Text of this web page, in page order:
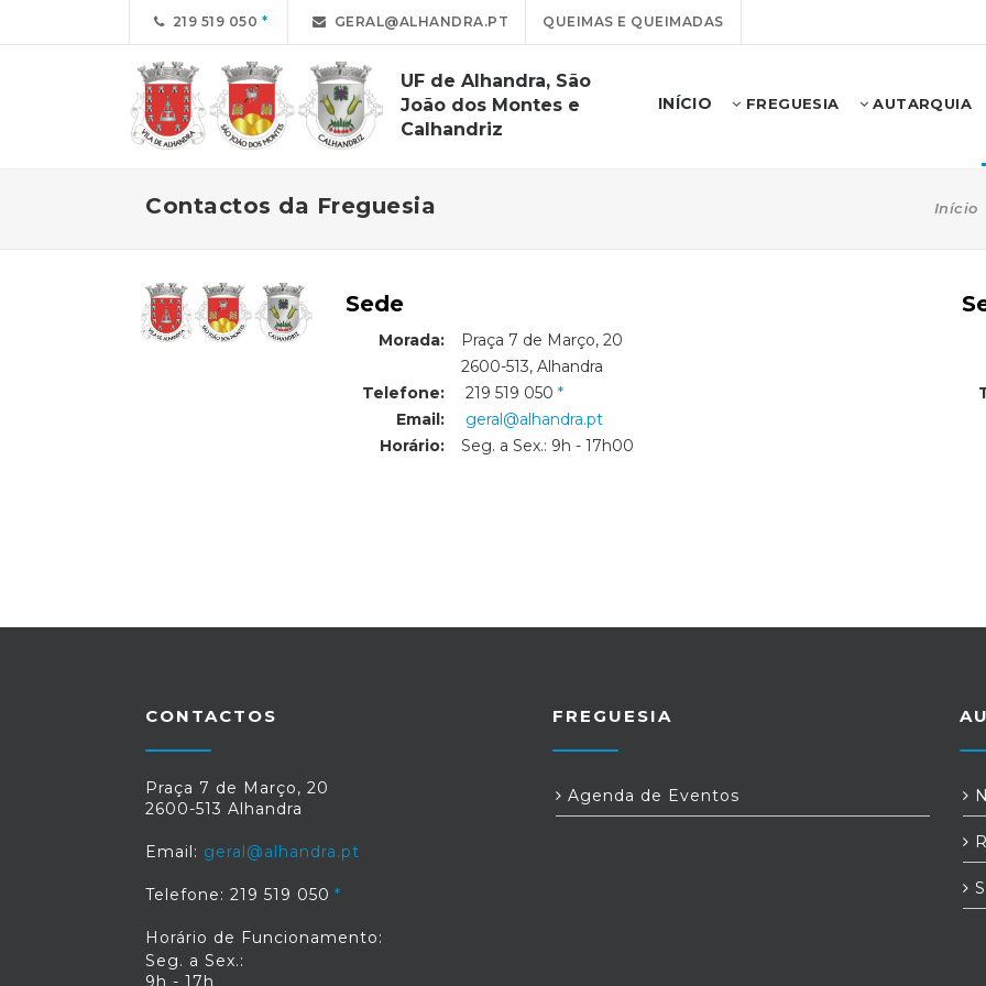
219 519 050 GERAL@ALHANDRA.PT QUEIMAS E QUEIMADAS
UF de Alhandra, São
João dos Montes e
Calhandriz
INÍCIO FREGUESIA AUTARQUIA
Contactos da Freguesia Início
Sede
Morada:
Praça 7 de Março, 20
2600-513, Alhandra
Telefone:
219 519 050
Email:
geral@alhandra.pt
Horário:
Seg. a Sex.: 9h - 17h00
CONTACTOS
Praça 7 de Março, 20
2600-513 Alhandra
Email: geral@alhandra.pt
Telefone: 219 519 050
Horário de Funcionamento:
Seg. a Sex.:
9h - 17h
FREGUESIA
Agenda de Eventos